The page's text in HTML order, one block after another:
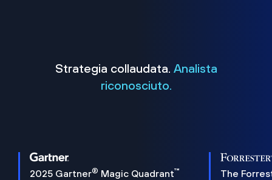
Strategia collaudata. Analista
riconosciuto.
2025 Gartner® Magic Quadrant™
The